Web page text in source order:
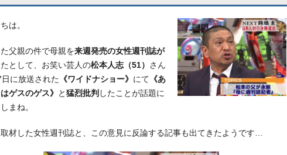
は。
父親の件で母親を来週発売の女性週刊誌が
として、お笑い芸人の松本人志（51） さん
に放送された 《ワイドナショー》 にて 《あ
ゲスのゲス》 と猛烈批判 したことが話題に
まね。
材した女性週刊誌と、この意見に反論する記事も出てきたようです…